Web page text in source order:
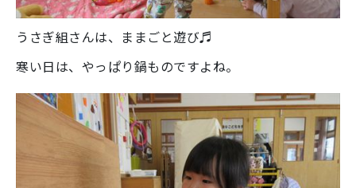
うさぎ組さんは、ままごと遊び♬
寒い日は、やっぱり鍋ものですよね。